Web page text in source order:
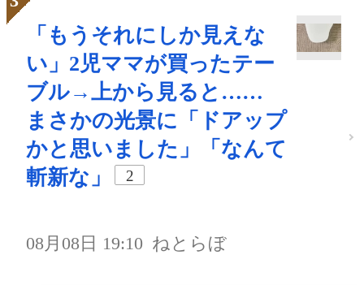
「もうそれにしか見えな
い」2児ママが買ったテー
ブル→上から見ると……
まさかの光景に「ドアップ
かと思いました」「なんて
斬新な」
2
08月08日 19:10 ねとらぼ